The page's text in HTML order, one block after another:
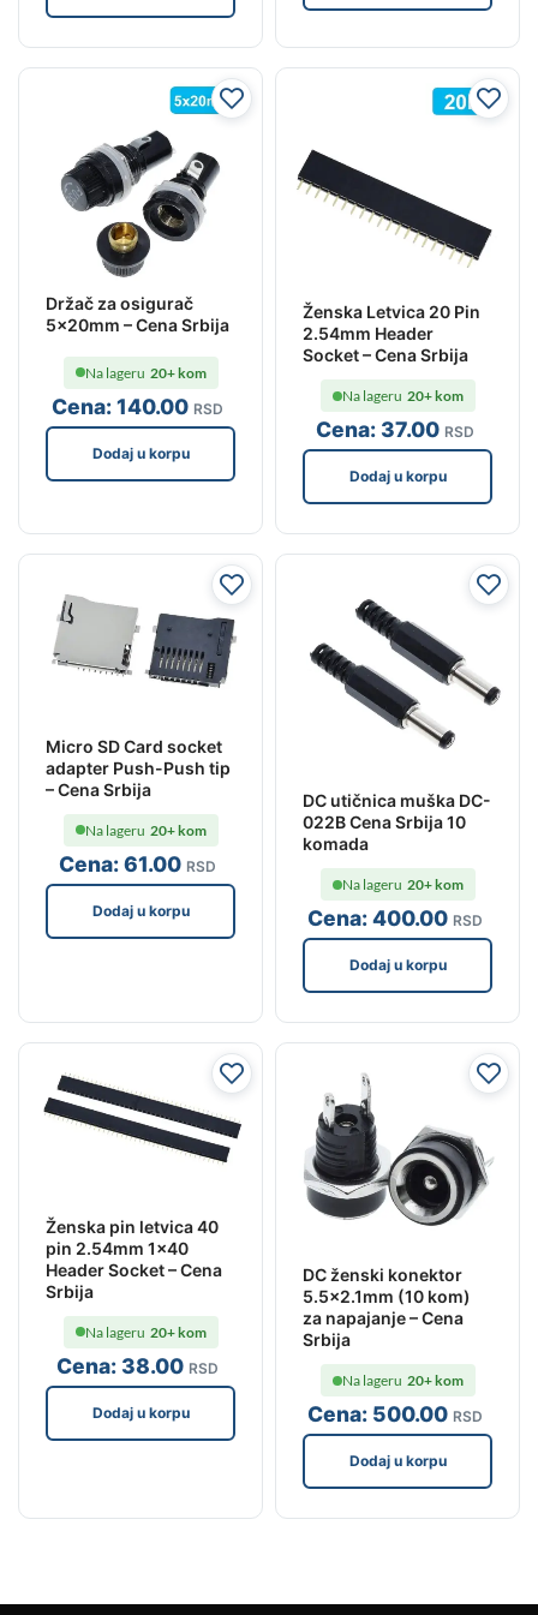
Držač za osigurač
5x20mm – Cena Srbija
Cena:140.00 RSD
Na lageru 20+ kom
Dodaj u korpu
Ženska Letvica 20 Pin
2.54mm Header
Socket – Cena Srbija
Cena:37.00 RSD
Na lageru 20+ kom
Dodaj u korpu
Micro SD Card socket
adapter Push-Push tip
– Cena Srbija
Cena:61.00 RSD
Na lageru 20+ kom
Dodaj u korpu
DC utičnica muška DC-
022B Cena Srbija 10
komada
Cena:400.00 RSD
Na lageru 20+ kom
Dodaj u korpu
Ženska pin letvica 40
pin 2.54mm 1×40
Header Socket – Cena
Srbija
Cena:38.00 RSD
Na lageru 20+ kom
Dodaj u korpu
DC ženski konektor
5.5×2.1mm (10 kom)
za napajanje – Cena
Srbija
Cena: 500.00 RSD
Na lageru 20+ kom
Dodaj u korpu